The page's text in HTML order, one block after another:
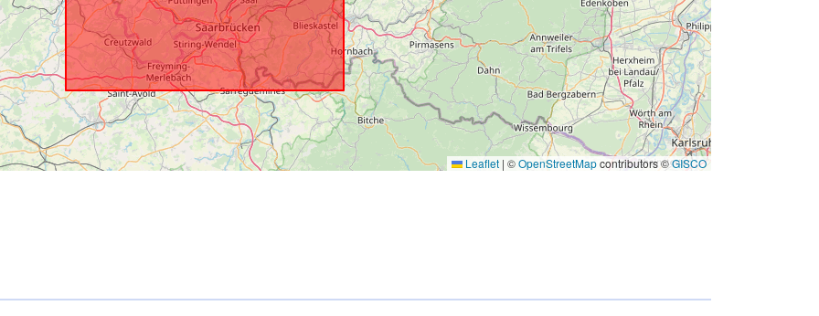
Leaflet | ©OpenStreetMapcontributors ©GISCO